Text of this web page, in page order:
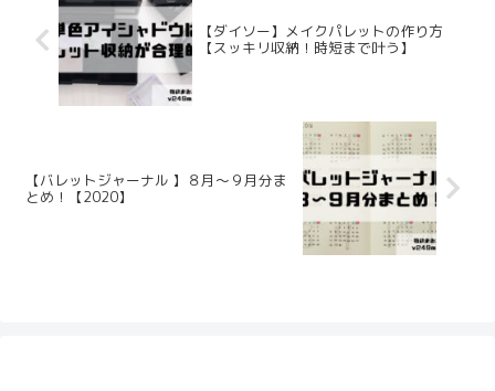
【ダイソー】メイクパレットの作り方
【スッキリ収納！時短まで叶う】
【バレットジャーナル 】８月〜９月分ま
とめ！【2020】